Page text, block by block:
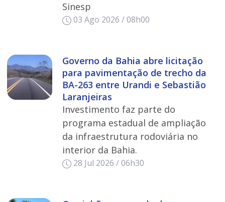
Sinesp
03 Ago 2026 / 08h00
Governo da Bahia abre licitação
para pavimentação de trecho da
BA-263 entre Urandi e Sebastião
Laranjeiras
Investimento faz parte do
programa estadual de ampliação
da infraestrutura rodoviária no
interior da Bahia.
28 Jul 2026 / 06h30